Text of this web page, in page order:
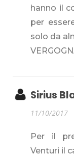
hanno il
per
solo da
Sirius
11/10/2017
Per il
Venturi il